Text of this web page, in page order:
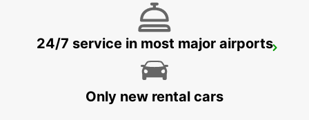
SANKT AUGUSTIN
SANKT AUGUSTIN - GERMANY
24/7 service in most major airports
Only new rental cars